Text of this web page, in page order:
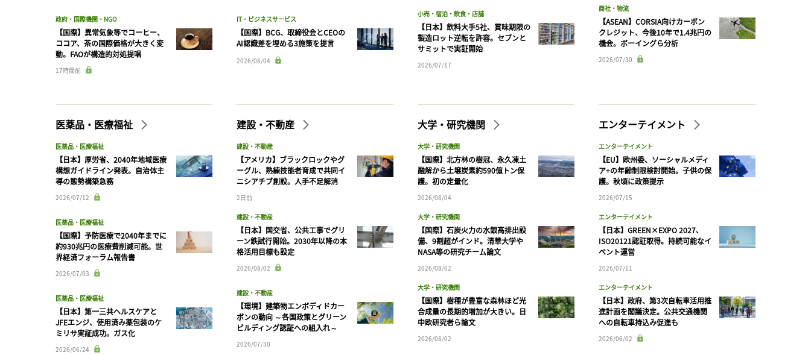
政府・国際機関・NGO
【国際】異常気象等でコーヒー、
ココア、茶の国際価格が大きく変
動。FAOが構造的対処提唱
17時間前
IT・ビジネスサービス
【国際】BCG、取締役会とCEOの
AI認識差を埋める3施策を提言
2026/08/04
小売・宿泊・飲食・店舗
【日本】飲料大手5社、賞味期限の
製造ロット逆転を許容。セブンと
サミットで実証開始
2026/07/17
商社・物流
【ASEAN】CORSIA向けカーボン
クレジット、今後10年で1.4兆円の
機会。ボーイングら分析
2026/07/30
医薬品・医療福祉
医薬品・医療福祉
【日本】厚労省、2040年地域医療
構想ガイドライン発表。自治体主
導の態勢構築急務
2026/07/12
医薬品・医療福祉
【国際】予防医療で2040年までに
約930兆円の医療費削減可能。世
界経済フォーラム報告書
2026/07/03
医薬品・医療福祉
【日本】第一三共ヘルスケアと
JFEエンジ、使用済み薬包装のケ
ミリサ実証成功。ガス化
2026/06/24
建設・不動産
建設・不動産
【アメリカ】ブラックロックやグ
ーグル、熟練技能者育成で共同イ
ニシアチブ創設。人手不足解消
2日前
建設・不動産
【日本】国交省、公共工事でグリ
ーン鉄試行開始。2030年以降の本
格活用目標も設定
2026/08/02
建設・不動産
【環境】建築物エンボディドカー
ボンの動向 ～各国政策とグリーン
ビルディング認証への組入れ～
2026/07/30
大学・研究機関
大学・研究機関
【国際】北方林の樹冠、永久凍土
融解から土壌炭素約590億トン保
護。初の定量化
2026/08/04
大学・研究機関
【国際】石炭火力の水銀高排出設
備、9割超がインド。清華大学や
NASA等の研究チーム論文
2026/08/02
大学・研究機関
【国際】樹種が豊富な森林ほど光
合成量の長期的増加が大きい。日
中欧研究者ら論文
2026/08/02
エンターテイメント
エンターテイメント
【EU】欧州委、ソーシャルメディ
ア+の年齢制限検討開始。子供の保
護。秋頃に政策提示
2026/07/15
エンターテイメント
【日本】GREEN×EXPO 2027、
ISO20121認証取得。持続可能なイ
ベント運営
2026/07/11
エンターテイメント
【日本】政府、第3次自転車活用推
進計画を閣議決定。公共交通機関
への自転車持込み促進も
2026/06/02
ログイン 会員登録